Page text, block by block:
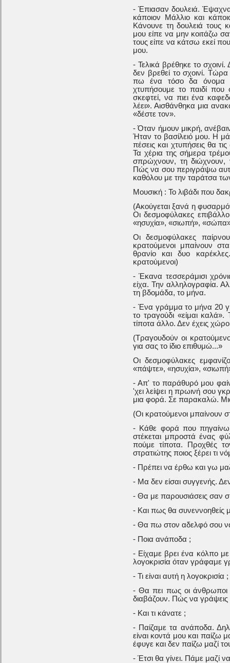
- Έπιασαν δουλειά.
κάποιον Μάλλιο και
Κάνουνε τη δουλειά τους
μου είπε να μην κοιτάζω
τους είπε να κάτσω εκεί
μου.
- Τελικά βρέθηκε το
δεν βρεθεί το σχοινί.
πω ένα τόσο δα όνομα
χτυπήσουμε το παιδί που
σκεφτεί, να πιει ένα
λέει». Αισθάνθηκα μια
«δέστε τον».
- Όταν ήμουν μικρή,
Ήταν το βασίλειό μου. Η
πέσεις και χτυπήσεις θα
Τα χέρια της σήμερα
σπρώχνουν, τη διώχνουν,
Πώς να σου περιγράψω
καθόλου με την ταράτσα
Μουσική : Το λιβάδι που
(Ακούγεται ξανά η
Οι δεσμοφύλακες
«ησυχία», «σιωπή»,
Οι δεσμοφύλακες
κρατούμενοι μπαίνουν
θρανίο και δυο
κρατούμενοι)
- Έκανα τεσσεράμισι
είχα. Την αλληλογραφία.
τη βδομάδα, το μήνα.
- Ένα γράμμα το μήνα 20
το τραγούδι «είμαι
τίποτα άλλο. Δεν έχεις
(Τραγουδούν οι
για σας το ίδιο επιθυμώ...»
Οι δεσμοφύλακες
«πάψτε», «ησυχία»,
- Απ' το παράθυρό μου
'χει λείψει η πρωινή σου
μια φορά. Σε παρακαλώ.
(Οι κρατούμενοι μπαίνουν
- Κάθε φορά που
στέκεται μπροστά ένας
πούμε τίποτα. Προχθές
στρατιώτης ποιος ξέρει τι
- Πρέπει να έρθω και γω
- Μα δεν είσαι συγγενής.
- Θα με παρουσιάσεις σαν
- Και πως θα συνεννοηθείς
- Θα πω στον αδελφό σου
- Ποια ανάποδα ;
- Είχαμε βρει ένα κόλπο
λογοκρισία όταν γράφαμε
- Τι είναι αυτή η λογοκρισία
- Θα πει πως οι άνθρωποι
διαβάζουν. Πώς να
- Και τι κάνατε ;
- Παίζαμε τα ανάποδα.
είναι κοντά μου και παίζω
έφυγε και δεν παίζω μαζί
- Έτσι θα γίνει. Πάμε μαζί